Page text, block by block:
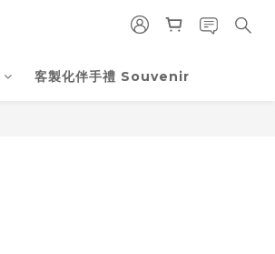
客製化伴手禮 Souvenir